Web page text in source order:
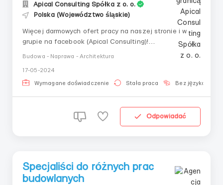
Apical Consulting Spółka z o. o.
Polska (Województwo śląskie)
Więcej darmowych ofert pracy na naszej stronie i w
grupie na facebook (Apical Consulting)!
płyt kartonowo-gipsowych, tynków, malarstwa, sufitów
podwieszanych) lub prac elewacyjnych ⚒ prac
Budowa - Naprawa - Architektura
17-05-2024
Wymagane doświadczenie Stała praca Bez języka
Odpowiadać
Specjaliści do różnych prac
budowlanych